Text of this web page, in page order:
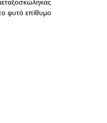
φυτό επίθυμο